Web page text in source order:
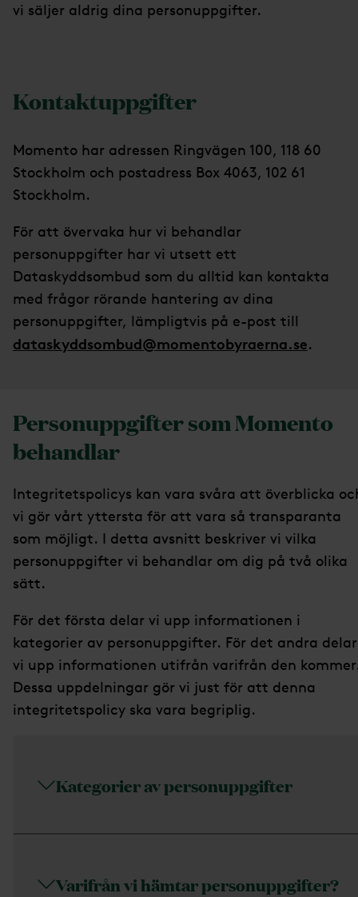
vi säljer aldrig dina personuppgifter.
Kontaktuppgifter
Momento har adressen Ringvägen 100, 118 60
Stockholm och postadress Box 4063, 102 61
Stockholm.
För att övervaka hur vi behandlar
personuppgifter har vi utsett ett
Dataskyddsombud som du alltid kan kontakta
med frågor rörande hantering av dina
personuppgifter, lämpligtvis på e-post till
dataskyddsombud@momentobyraerna.se.
Personuppgifter som Momento
behandlar
Integritetspolicys kan vara svåra att överblicka
vi gör vårt yttersta för att vara så transparanta
som möjligt. I detta avsnitt beskriver vi vilka
personuppgifter vi behandlar om dig på två olika
sätt.
För det första delar vi upp informationen i
kategorier av personuppgifter. För det andra delar
vi upp informationen utifrån varifrån den
Dessa uppdelningar gör vi just för att denna
integritetspolicy ska vara begriplig.
Kategorier av personuppgifter
Varifrån vi hämtar personuppgifter?